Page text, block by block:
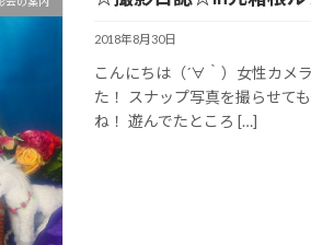
2018年8月30日
こんにちは（´∀｀）女性カメ
た！ スナップ写真を撮らせ
ね！ 遊んでたところ […]